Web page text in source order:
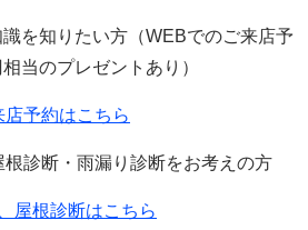
を知りたい方（WEBでのご来店予
当のプレゼントあり）
店予約はこちら
診断・雨漏り診断をお考えの方
屋根診断はこちら